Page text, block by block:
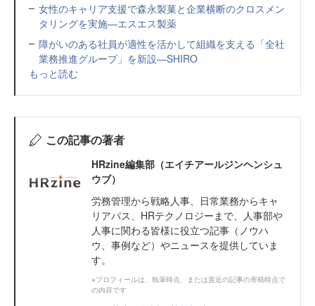
女性のキャリア支援で森永製菓と企業横断のクロスメン
タリングを実施—エスエス製薬
障がいのある社員が適性を活かして組織を支える「全社
業務推進グループ」を新設—SHIRO
もっと読む
この記事の著者
HRzine編集部（エイチアールジンヘンシュ
ウブ）
労務管理から戦略人事、日常業務からキャ
リアパス、HRテクノロジーまで、人事部や
人事に関わる皆様に役立つ記事（ノウハ
ウ、事例など）やニュースを提供していま
す。
※プロフィールは、執筆時点、または直近の記事の寄稿時点で
の内容です